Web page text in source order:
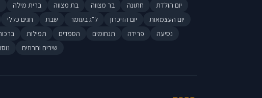
יום הולדת חתונה בר מצווה בת מצווה ברית מילה
יום העצמאות
יום הזיכרון ל"ג בעומר שבת חגים כללי
נסיעה
פרידה תנחומים הספדים תפילות
שירים וחרוזים